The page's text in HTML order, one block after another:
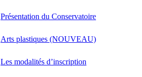
Présentation du Conservatoire
Arts plastiques (NOUVEAU)
Les modalités d’inscription